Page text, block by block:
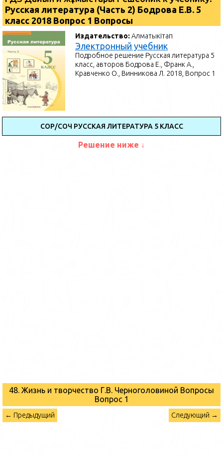
Русская литература (Часть 2) Бодрова Е.В. 5
класс 2018 Вопрос 1 Вопросы
Издательство:Алматыкітап
Электронный учебник
Подробное решение Русская литература 5
класс, авторов Бодрова Е., Франк А.,
Кравченко О., Винникова Л. 2018, Вопрос 1
СОР/СОЧ РУССКАЯ ЛИТЕРАТУРА 5 КЛАСС
Решение ниже ↓
48. Жизнь и творчество Г.В. Черноголовиной Вопросы
Вопрос 1
← Предыдущий Следующий →